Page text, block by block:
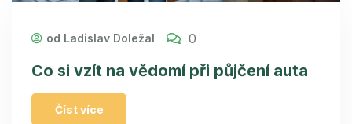
od Ladislav Doležal 0
Co si vzít na vědomí při půjčení auta
Číst více